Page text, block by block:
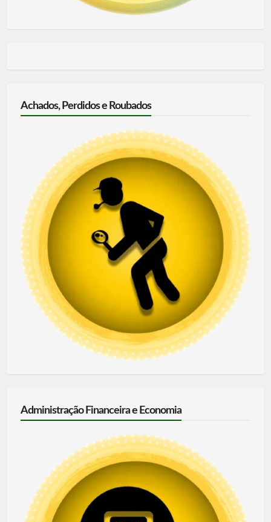
Achados, Perdidos e Roubados
Administração Financeira e Economia